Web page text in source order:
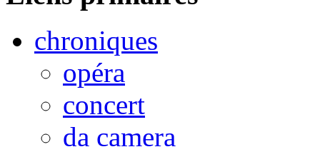
chroniques
opéra
concert
da camera